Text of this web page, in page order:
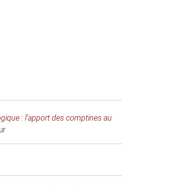
: l’apport des comptines au